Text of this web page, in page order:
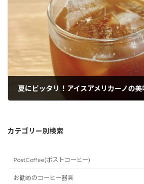
カテゴリー別検索
PostCoffee(ポストコーヒー)
お勧めのコーヒー器具